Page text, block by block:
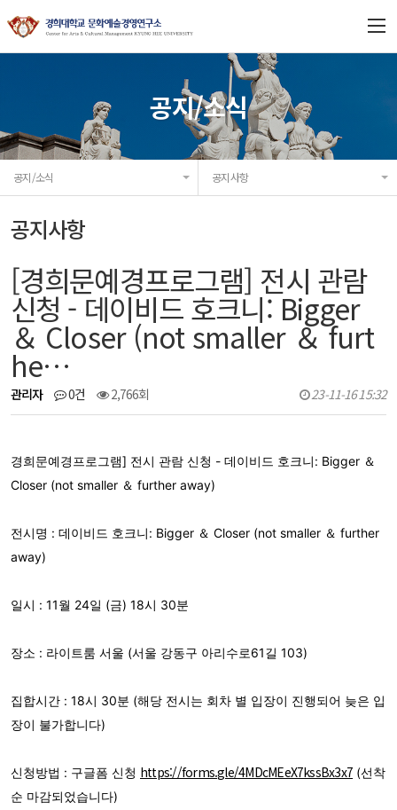
연구소 소개
협력기관
공지/소식
공지/소식
공지/소식 공지사항
공지사항
[경희문예경프로그램] 전시 관람
신청 - 데이비드 호크니: Bigger
＆ Closer (not smaller ＆ furt
he…
관리자 0건 2,766회 23-11-16 15:32
경희문예경프로그램] 전시 관람 신청 - 데이비드 호크니: Bigger ＆
Closer (not smaller ＆ further away)
전시명 : 데이비드 호크니: Bigger ＆ Closer (not smaller ＆ further
away)
일시 : 11월 24일 (금) 18시 30분
장소 : 라이트룸 서울 (서울 강동구 아리수로61길 103)
집합시간 : 18시 30분 (해당 전시는 회차 별 입장이 진행되어 늦은 입
장이 불가합니다)
신청방법 : 구글폼 신청 https://forms.gle/4MDcMEeX7kssBx3x7 (선착
순 마감되었습니다)